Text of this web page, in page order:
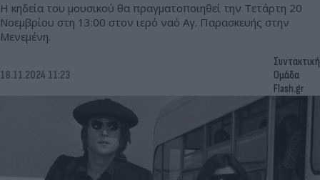
Η κηδεία του μουσικού θα πραγματοποιηθεί την Τετάρτη 20
Νοεμβρίου στη 13:00 στον ιερό ναό Αγ. Παρασκευής στην
Μενεμένη.
18.11.2024 11:23
Συντακτική
Ομάδα
Flash.gr